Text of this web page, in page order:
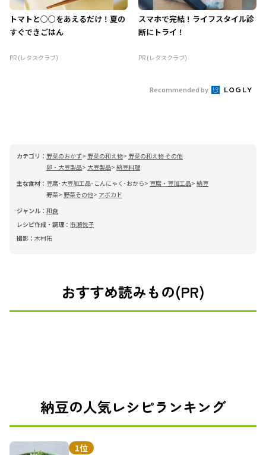
トマトと○○をあえるだけ！夏の
すぐできごはん
PR (レタスクラブ)
スマホで完結！ライフスタイル診
断にトライ！
PR (レタスクラブ)
Recommended by
カテゴリ： 野菜のおかず 野菜の和え物
野菜の和え物 その他
卵・大豆製品
大豆製品 納豆料理
主な食材： 豆腐･大豆加工品･こんにゃく･おから 豆腐・豆加工品 納豆
野菜
野菜その他
アボカド
ジャンル： 和食
レシピ作成・調理： 市瀬悦子
撮影： 木村拓
おすすめ読みもの(PR)
納豆の人気レシピランキング
1位